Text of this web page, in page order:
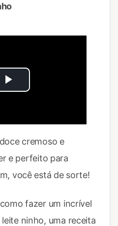
Play
cremoso e
e perfeito para
você está de sorte!
fazer um incrível
ninho, uma receita